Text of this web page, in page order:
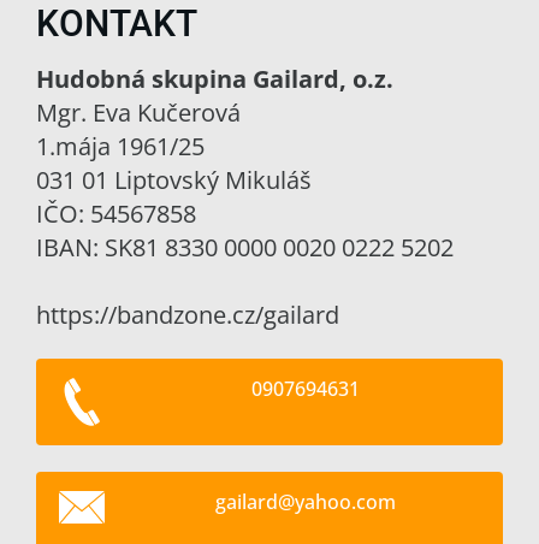
KONTAKT
Hudobná skupina Gailard, o.z.
Mgr. Eva Kučerová
1.mája 1961/25
031 01 Liptovský Mikuláš
IČO: 54567858
IBAN: SK81 8330 0000 0020 0222 5202
https://bandzone.cz/gailard
0907694631
gailard@yahoo.com